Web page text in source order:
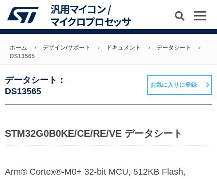
汎用マイコン /
マイクロプロセッサ
ホーム デザイン/サポート ドキュメント
データシート
DS13565
データシート：
DS13565
お気に入りに登録
STM32G0B0KE/CE/RE/VE データシート
Arm® Cortex®-M0+ 32-bit MCU, 512KB Flash,